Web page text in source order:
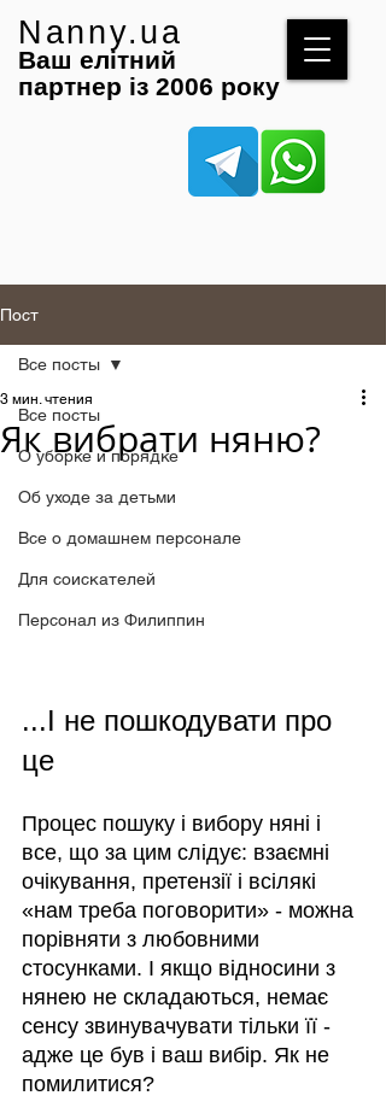
Nanny.ua
Ваш елітний
партнер із 2006 року
Пост
Все посты
О уборке и порядке
Об уходе за детьми
Все о домашнем персонале
Для соискателей
Персонал из Филиппин
Все посты
Як вибрати няню?
3 мин. чтения
...І не пошкодувати про
це
Процес пошуку і вибору няні і
все, що за цим слідує: взаємні
очікування, претензії і всілякі
«нам треба поговорити» - можна
порівняти з любовними
стосунками. І якщо відносини з
нянею не складаються, немає
сенсу звинувачувати тільки її -
адже це був і ваш вибір. Як не
помилитися?